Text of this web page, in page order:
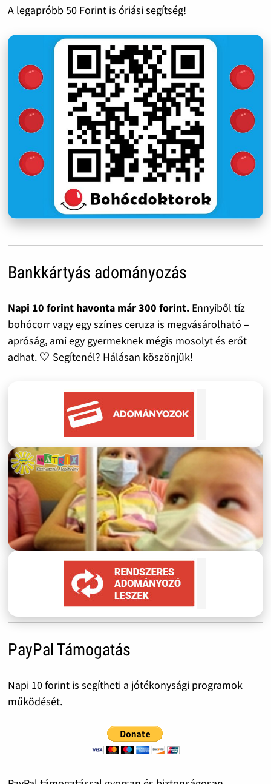
A legapróbb 50 Forint is óriási segítség!
Bankkártyás adományozás
Napi 10 forint havonta már 300 forint.Ennyiből tíz
bohócorr vagy egy színes ceruza is megvásárolható –
apróság, ami egy gyermeknek mégis mosolyt és erőt
adhat. 🤍 Segítenél? Hálásan köszönjük!
PayPal Támogatás
Napi 10 forint is segítheti a jótékonysági programok
működését.